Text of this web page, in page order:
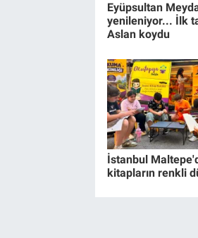
Eyüpsultan
yenileniyor... İlk
Aslan koydu
İstanbul
kitapların renkli